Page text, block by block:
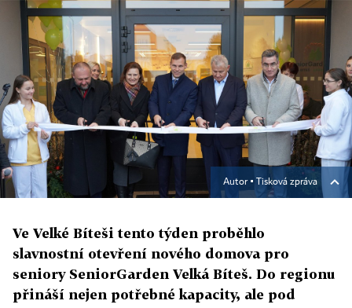
Autor ▪ Tisková zpráva
Ve Velké Bíteši tento týden proběhlo
slavnostní otevření nového domova pro
seniory SeniorGarden Velká Bíteš. Do regionu
přináší nejen potřebné kapacity, ale pod